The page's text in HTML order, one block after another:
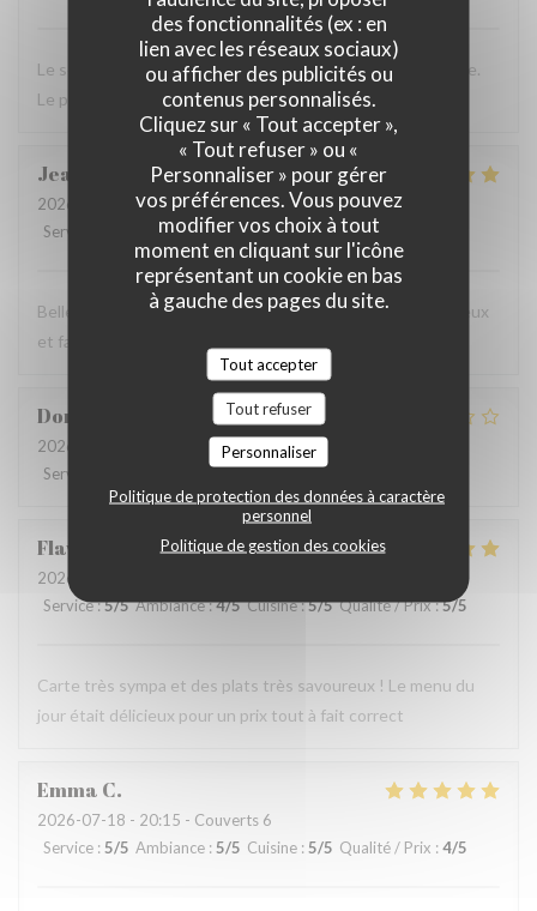
des fonctionnalités (ex : en
lien avec les réseaux sociaux)
ou afficher des publicités ou
contenus personnalisés.
Cliquez sur « Tout accepter »,
« Tout refuser » ou «
Personnaliser » pour gérer
vos préférences. Vous pouvez
modifier vos choix à tout
moment en cliquant sur l'icône
représentant un cookie en bas
à gauche des pages du site.
Tout accepter
Tout refuser
Personnaliser
Politique de protection des données à caractère
personnel
Politique de gestion des cookies
Le serveur était aux petits soins et la nourriture excellente.
Le plat bien garni et un choix de sauces étonnant.
Jeanne
2026-07-30
- 21:00 - Couverts 2
Service
Ambiance: 4/5 Cuisine:5/5 Qualité / Prix
Belle découverte. On s’est régalé. Les plats étaient délicieux
et fait maison. On valide
Dominique
2026-07-24
- 19:00 - Couverts 2
Service
:5/5 Cuisine:3/5
Flavie
2026-07-22
Service:5/5 Ambiance:4/5 Cuisine:5/5 Qualité / Prix:5/5
Carte très sympa et des plats très savoureux ! Le menu du
jour était délicieux pour un prix tout à fait correct
Emma C
2026-07-18 - 20:15 - Couverts 6
Service :5/5 Ambiance : 5/5 Cuisine :5/5 Qualité / Prix :4/5